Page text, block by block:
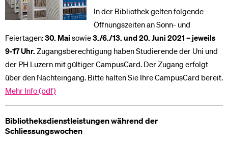
In der Bibliothek gelten folgende
Öffnungszeiten an Sonn- und
Feiertagen:30. Mai sowie3./6./13. und 20. Juni 2021 – jeweils
9-17 Uhr. Zugangsberechtigung haben Studierende der Uni und
der PH Luzern mit gültiger CampusCard. Der Zugang erfolgt
über den Nachteingang. Bitte halten Sie Ihre CampusCard bereit.
Mehr Info (pdf)
Bibliotheksdienstleistungen während der
Schliessungswochen